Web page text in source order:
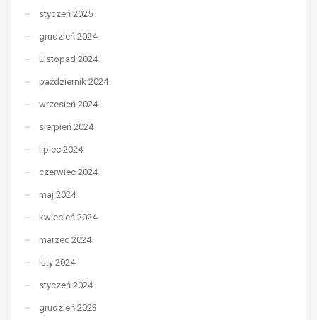
styczeń 2025
grudzień 2024
Listopad 2024
październik 2024
wrzesień 2024
sierpień 2024
lipiec 2024
czerwiec 2024
maj 2024
kwiecień 2024
marzec 2024
luty 2024
styczeń 2024
grudzień 2023